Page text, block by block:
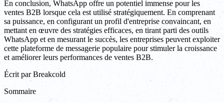
En conclusion, WhatsApp offre un potentiel immense pour les
ventes B2B lorsque cela est utilisé stratégiquement. En comprenant
sa puissance, en configurant un profil d'entreprise convaincant, en
mettant en œuvre des stratégies efficaces, en tirant parti des outils
WhatsApp et en mesurant le succès, les entreprises peuvent exploiter
cette plateforme de messagerie populaire pour stimuler la croissance
et améliorer leurs performances de ventes B2B.
Écrit par Breakcold
Sommaire